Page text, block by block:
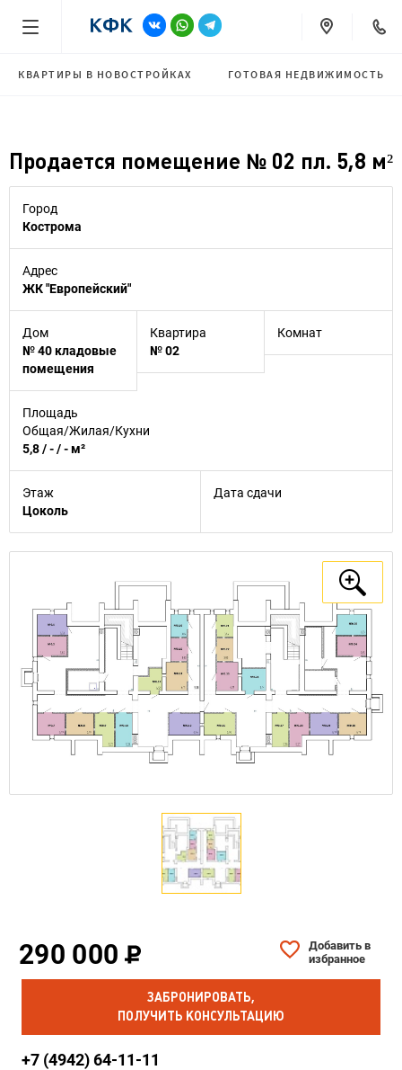
КВАРТИРЫ В НОВОСТРОЙКАХ ГОТОВАЯ НЕДВИЖИМОСТЬ
Продается помещение № 02 пл. 5,8 м²
Город
Кострома
Адрес
ЖК "Европейский"
Дом
№ 40 кладовые
помещения
Квартира
№ 02
Комнат
Площадь
Общая/Жилая/Кухни
5,8 / - / - м²
Этаж
Цоколь
Дата сдачи
290 000
Добавить в
избранное
ЗАБРОНИРОВАТЬ,
ПОЛУЧИТЬ КОНСУЛЬТАЦИЮ
+7 (4942) 64-11-11